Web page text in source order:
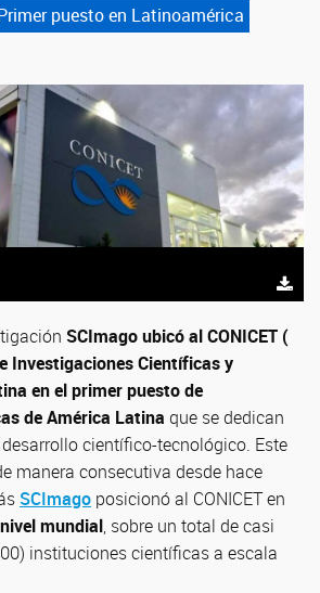
puesto en Latinoamérica
SCImago ubicó al CONICET (
Investigaciones Científicas y
en el primer puesto de
de América Latina que se dedican
científico-tecnológico. Este
manera consecutiva desde hace
SCImago posicionó al CONICET en
mundial, sobre un total de casi
instituciones científicas a escala